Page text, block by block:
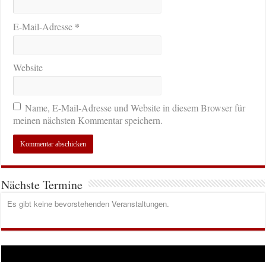
E-Mail-Adresse *
Website
Name, E-Mail-Adresse und Website in diesem Browser für
meinen nächsten Kommentar speichern.
Nächste Termine
Es gibt keine bevorstehenden Veranstaltungen.